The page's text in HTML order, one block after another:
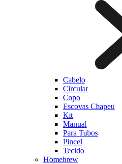
Cabelo
Circular
Copo
Escovas Chapeu
Kit
Manual
Para Tubos
Pincel
Tecido
Homebrew